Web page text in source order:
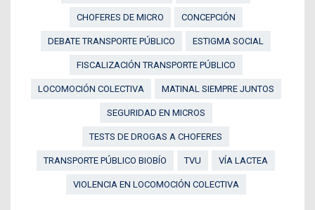
CHOFERES DE MICRO CONCEPCIÓN
DEBATE TRANSPORTE PÚBLICO ESTIGMA SOCIAL
FISCALIZACIÓN TRANSPORTE PÚBLICO
LOCOMOCIÓN COLECTIVA MATINAL SIEMPRE JUNTOS
SEGURIDAD EN MICROS
TESTS DE DROGAS A CHOFERES
TRANSPORTE PÚBLICO BIOBÍO TVU VÍA LACTEA
VIOLENCIA EN LOCOMOCIÓN COLECTIVA